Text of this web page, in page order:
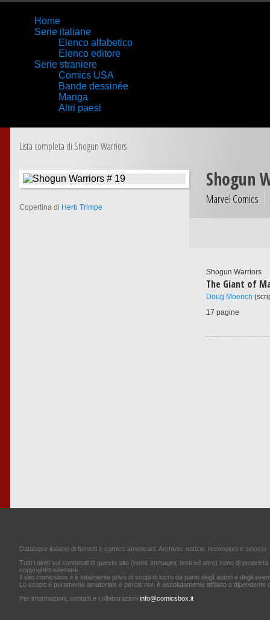
Home
Serie italiane
Elenco alfabetico
Elenco editore
Serie straniere
Comics USA
Bande dessinée
Manga
Altri paesi
Lista completa di Shogun Warriors
Copertina di Herb Trimpe
Shogun
Marvel Comics
Shogun Warriors
The Giant of
Doug Moench
17 pagine
Database italiano di fumetti e comics americani. Archivio, notizie, recensioni e
Tutti i diritti sui contenuti di questo sito (nomi, immagini, testi ed altro) sono di
copyright/trademark.
Il sito comicsbox.it è totalmente privo di scopi di lucro da parte degli autori e degli
Lo scopo è puramente amatoriale e perciò non è assolutamente affiliato o dipendente
Per informazioni, contatti e collaborazioni info@comicsbox.it